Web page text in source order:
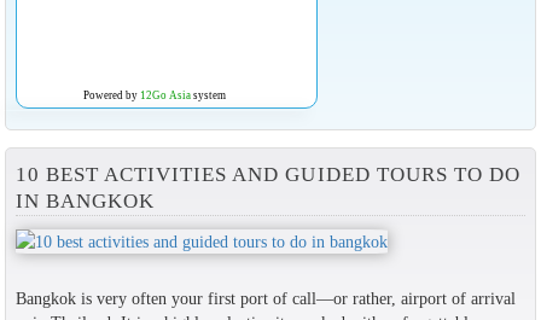
Powered by 12Go Asiasystem
10 BEST ACTIVITIES AND GUIDED TOURS TO DO
IN BANGKOK
Bangkok is very often your first port of call—or rather, airport of arrival